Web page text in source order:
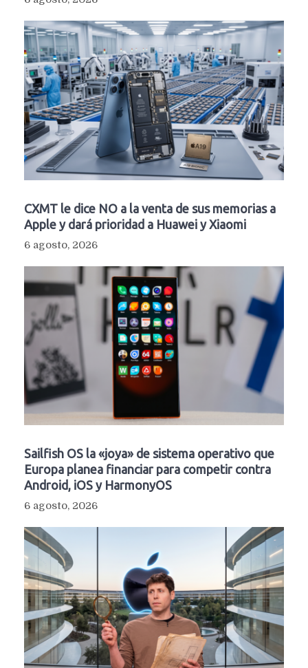
CXMT le dice NO a la venta de sus memorias a
Apple y dará prioridad a Huawei y Xiaomi
6 agosto, 2026
Sailfish OS la «joya» de sistema operativo que
Europa planea financiar para competir contra
Android, iOS y HarmonyOS
6 agosto, 2026